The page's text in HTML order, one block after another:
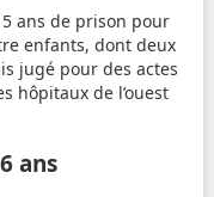
ans de prison pour
enfants, dont deux
jugé pour des actes
hôpitaux de l’ouest
ans